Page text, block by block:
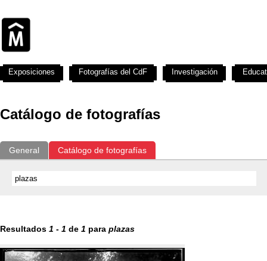
Catálogo de fotografías
General Catálogo de fotografías
Resultados 1 - 1 de 1 para plazas
Exposiciones Fotografías del CdF Investigación